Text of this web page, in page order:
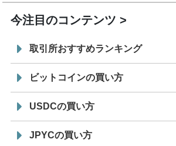
今注目のコンテンツ
取引所おすすめランキング
ビットコインの買い方
USDCの買い方
JPYCの買い方